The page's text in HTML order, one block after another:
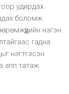
удирдах
боломж
нэгэн
гадна
нэгтгэсэн.
апп татаж